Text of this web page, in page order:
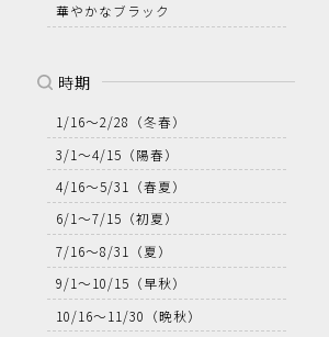
華やかなブラック
時期
1/16～2/28 （冬春）
3/1～4/15 （陽春）
4/16～5/31
（春夏）
6/1～7/15 （初夏）
7/16～8/31
（夏）
9/1～10/15 （早秋）
10/16～11/30 （晩秋）